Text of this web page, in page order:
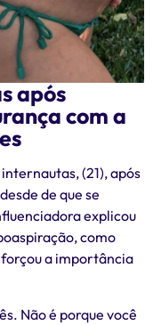
após
com a
(21), após
de que se
explicou
como
a importância
Não é porque você